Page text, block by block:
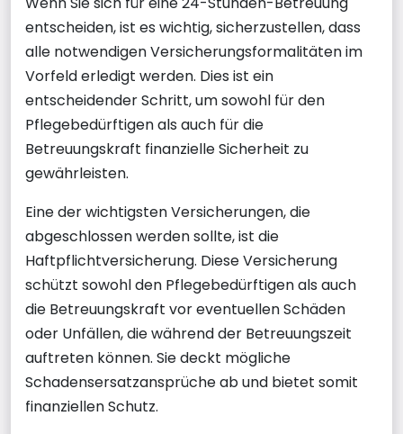
entscheiden, ist es wichtig, sicherzustellen, dass
alle notwendigen Versicherungsformalitäten im
Vorfeld erledigt werden. Dies ist ein
entscheidender Schritt, um sowohl für den
Pflegebedürftigen als auch für die
Betreuungskraft finanzielle Sicherheit zu
gewährleisten.
Eine der wichtigsten Versicherungen, die
abgeschlossen werden sollte, ist die
Haftpflichtversicherung. Diese Versicherung
schützt sowohl den Pflegebedürftigen als auch
die Betreuungskraft vor eventuellen Schäden
oder Unfällen, die während der Betreuungszeit
auftreten können. Sie deckt mögliche
Schadensersatzansprüche ab und bietet somit
finanziellen Schutz.